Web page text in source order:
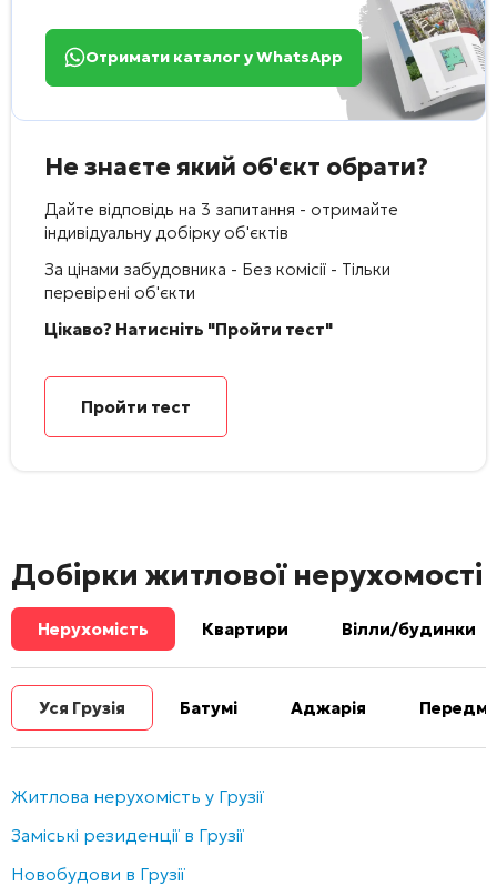
Отримати каталог у WhatsApp
Не знаєте який об'єкт обрати?
Дайте відповідь на 3 запитання - отримайте
індивідуальну добірку об'єктів
За цінами забудовника - Без комісії - Тільки
перевірені об'єкти
Цікаво? Натисніть "Пройти тест"
Пройти тест
Добірки житлової нерухомості
Нерухомість Квартири Вілли/будинки
Уся Грузія Батумі Аджарія
Житлова нерухомість у Грузії
Заміські резиденції в Грузії
Новобудови в Грузії